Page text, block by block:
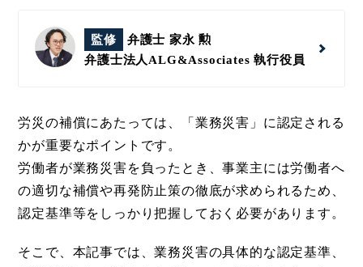
監修
弁護士 家永 勲
弁護士法人ALG&Associates執行役員
労災の補償にあたっては、「業務災害」に認定される
かが重要なポイントです。
労働者が業務災害を負ったとき、事業主には労働者へ
の適切な補償や再発防止策の徹底が求められるため、
認定基準等をしっかり把握しておく必要があります。
そこで、本記事では、業務災害の具体的な認定基準、